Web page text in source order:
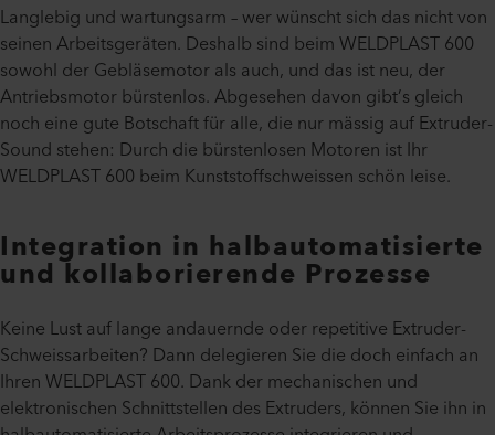
Langlebig und wartungsarm – wer wünscht sich das nicht von
seinen Arbeitsgeräten. Deshalb sind beim WELDPLAST 600
sowohl der Gebläsemotor als auch, und das ist neu, der
Antriebsmotor bürstenlos. Abgesehen davon gibt’s gleich
noch eine gute Botschaft für alle, die nur mässig auf Extruder-
Sound stehen: Durch die bürstenlosen Motoren ist Ihr
WELDPLAST 600 beim Kunststoffschweissen schön leise.
Integration in halbautomatisierte
und kollaborierende Prozesse
Keine Lust auf lange andauernde oder repetitive Extruder-
Schweissarbeiten? Dann delegieren Sie die doch einfach an
Ihren WELDPLAST 600. Dank der mechanischen und
elektronischen Schnittstellen des Extruders, können Sie ihn in